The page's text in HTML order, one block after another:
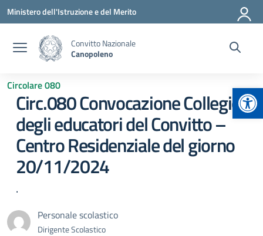
Vai ai contenuti
Vai al menu di navigazione
Vai al footer
Ministero dell'Istruzione e del Merito
Convitto Nazionale
Canopoleno
Circolare 080
Circ.080 Convocazione Collegio
degli educatori del Convitto –
Centro Residenziale del giorno
20/11/2024
.
Personale scolastico
Dirigente Scolastico